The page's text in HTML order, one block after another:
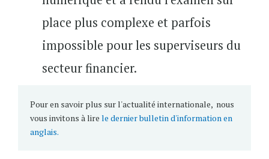
place plus complexe et parfois
impossible pour les superviseurs du
secteur financier.
Pour en savoir plus sur l'actualité internationale, nous
vous invitons à lire le dernier bulletin d'information en
anglais.